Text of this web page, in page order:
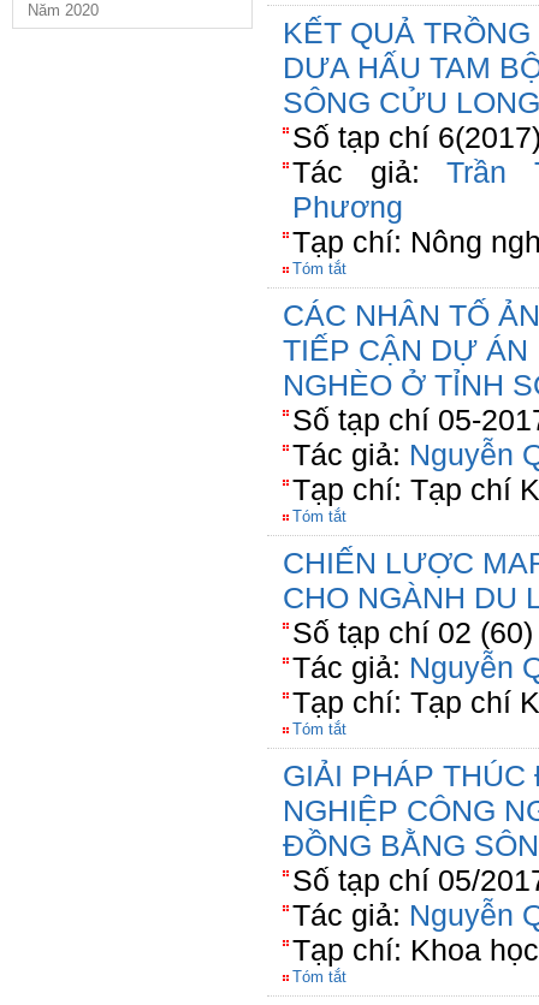
Năm 2020
KẾT QUẢ
DƯA HẤU TAM
SÔNG CỬU LONG
Số tạp chí
Tác giả:Trần
Phương
Tạp chí: Nông
Tóm tắt
CÁC NHÂN TỐ
TIẾP CẬN DỰ ÁN
NGHÈO Ở TỈNH
Số tạp chí 05-
Tác giả: Nguyễn
Tạp chí: Tạp chí
Tóm tắt
CHIẾN LƯỢC
CHO NGÀNH DU
Số tạp chí 02
Tác giả: Nguyễn
Tạp chí: Tạp chí
Tóm tắt
GIẢI PHÁP
NGHIỆP CÔNG
ĐỒNG BẰNG
Số tạp chí 05/
Tác giả: Nguyễn
Tạp chí: Khoa
Tóm tắt